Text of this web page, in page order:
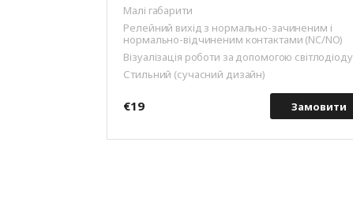
Малі габарити
Релейний вихід з нормально-зачиненим і
нормально-відчиненим контактами (NC/NO)
Візуалізація роботи за допомогою світлодіоду
Стильний (сучасний дизайн)
€19 Замовити